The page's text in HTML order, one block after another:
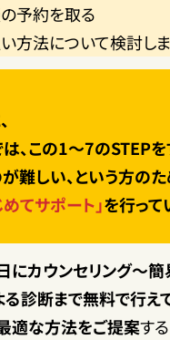
予約を取る
方法について検討しま
、この1～7のSTEPを
難しい、という方の
てサポート」を行って
にカウンセリング～
る診断まで無料で行え
適な方法をご提案す